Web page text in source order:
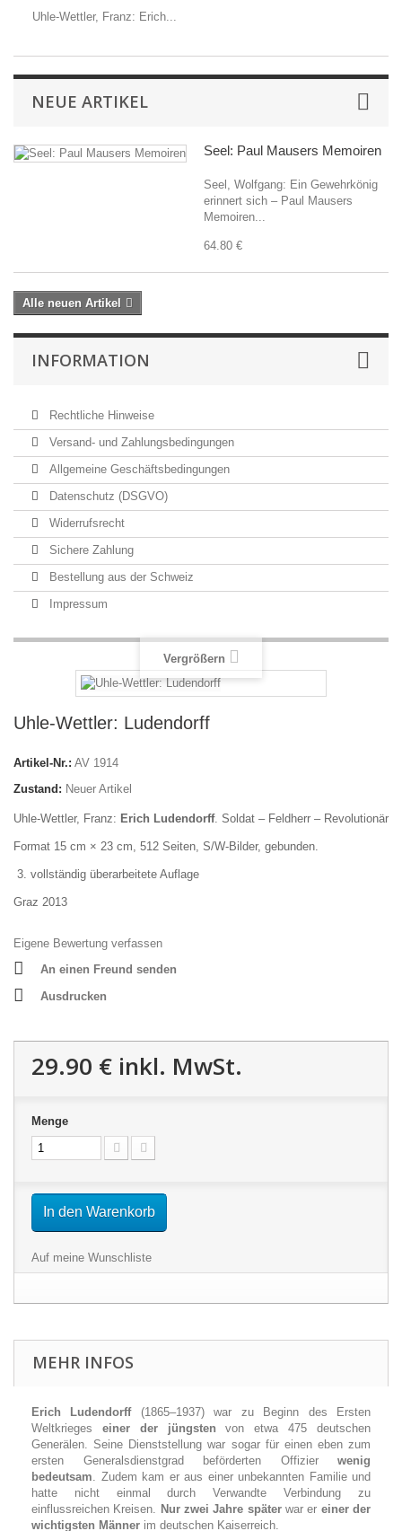
Uhle-Wettler, Franz: Erich...
NEUE ARTIKEL
Seel: Paul Mausers Memoiren
Seel, Wolfgang: Ein Gewehrkönig
erinnert sich – Paul Mausers
Memoiren...
64.80 €
Alle neuen Artikel
INFORMATION
Rechtliche Hinweise
Versand- und Zahlungsbedingungen
Allgemeine Geschäftsbedingungen
Datenschutz (DSGVO)
Widerrufsrecht
Sichere Zahlung
Bestellung aus der Schweiz
Impressum
Vergrößern
Uhle-Wettler: Ludendorff
Artikel-Nr.: AV 1914
Zustand: Neuer Artikel
Uhle-Wettler, Franz: Erich Ludendorff. Soldat – Feldherr – Revolutionär
Format 15 cm × 23 cm, 512 Seiten, S/W-Bilder, gebunden.
3. vollständig überarbeitete Auflage
Graz 2013
Eigene Bewertung verfassen
An einen Freund senden
Ausdrucken
29.90 € inkl. MwSt.
Menge
In den Warenkorb
Auf meine Wunschliste
MEHR INFOS
Erich Ludendorff(1865–1937) war zu Beginn des Ersten
Weltkrieges einer der jüngsten von etwa 475 deutschen
Generälen. Seine Dienststellung war sogar für einen eben zum
ersten Generalsdienstgrad beförderten Offizier wenig
bedeutsam. Zudem kam er aus einer unbekannten Familie und
hatte nicht einmal durch Verwandte Verbindung zu
einflussreichen Kreisen. Nur zwei Jahre späterwar er einer der
wichtigsten Männer im deutschen Kaiserreich.